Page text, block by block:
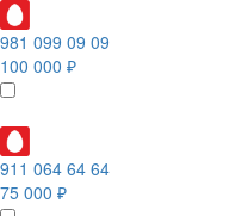
981 099 09 09
100 000 ₽
911 064 64 64
75 000 ₽